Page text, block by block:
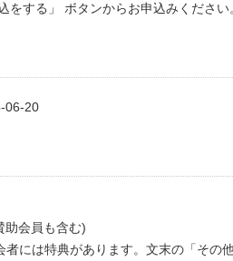
をする」 ボタンからお申込みください
06-20
助会員も含む)
には特典があります。文末の「その